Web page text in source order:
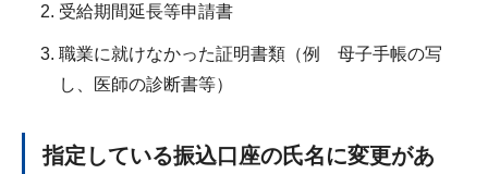
受給期間延長等申請書
職業に就けなかった証明書類（例 母子手帳の写
し、医師の診断書等）
指定している振込口座の氏名に変更があ